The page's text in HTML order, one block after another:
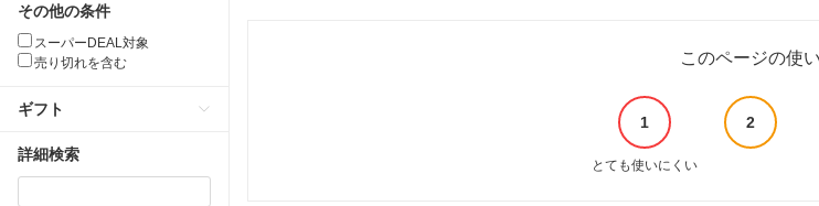
その他の条件
スーパーDEAL対象
売り切れを含む
ギフト
詳細検索
このページの使
1 2
とても使いにくい